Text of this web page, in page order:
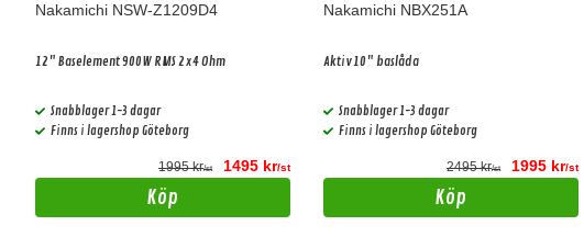
Nakamichi NSW-Z1209D4
12" Baselement 900W RMS 2x4 Ohm
Snabblager 1-3 dagar
Finns i lagershop Göteborg
1995 kr/st 1495 kr/st
Köp
Nakamichi NBX251A
Aktiv 10" baslåda
Snabblager 1-3 dagar
Finns i lagershop Göteborg
2495 kr/st 1995 kr/st
Köp